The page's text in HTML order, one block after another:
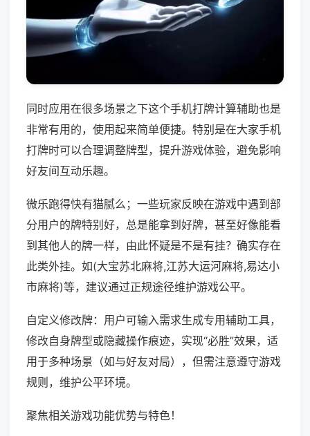
同时应用在很多场景之下这个手机打牌计算辅助也是
非常有用的，使用起来简单便捷。特别是在大家手机
打牌时可以合理调整牌型，提升游戏体验，避免影响
好友间互动乐趣。
微乐跑得快有猫腻么；一些玩家反映在游戏中遇到部
分用户的牌特别好，总是能拿到好牌，甚至好像能看
到其他人的牌一样，由此怀疑是不是有挂？确实存在
此类外挂。如(大宝苏北麻将,江苏大运河麻将,易达小
市麻将)等，建议通过正规途径维护游戏公平。
自定义修改牌：用户可输入需求生成专用辅助工具，
修改自身牌型或隐藏操作痕迹，实现“必胜”效果，适
用于多种场景（如与好友对局），但需注意遵守游戏
规则，维护公平环境。
聚焦相关游戏功能优势与特色！